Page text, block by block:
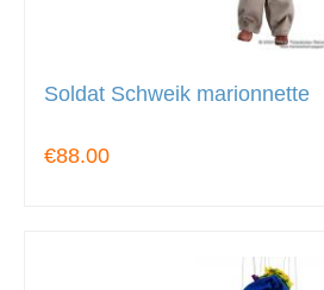
Soldat Schweik marionnette
€88.00